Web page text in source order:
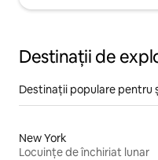
Destinații de
Destinații populare pentru
New York
Locuințe de închiriat lunar